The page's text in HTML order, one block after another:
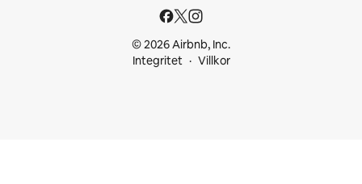
© 2026 Airbnb, Inc.
Integritet
Villkor